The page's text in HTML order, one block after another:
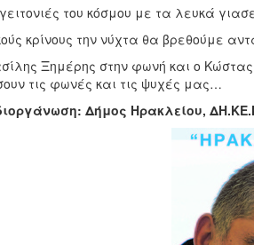
του κόσμου με τα λευκά
κρίνους την νύχτα θα βρεθούμε
Ξημέρης στην φωνή και ο
τις φωνές και τις ψυχές μας…
Δήμος Ηρακλείου,